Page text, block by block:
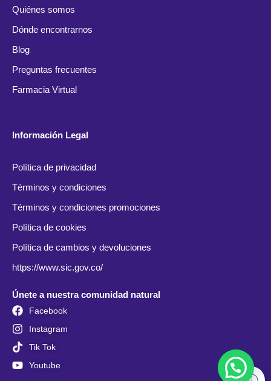
Quiénes somos
Dónde encontrarnos
Blog
Preguntas frecuentes
Farmacia Virtual
Información Legal
Política de privacidad
Términos y condiciones
Términos y condiciones promociones
Política de cookies
Política de cambios y devoluciones
https://www.sic.gov.co/
Únete a nuestra comunidad natural
Facebook
Instagram
Tik Tok
Youtube